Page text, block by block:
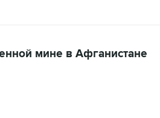
мине в Афганистане